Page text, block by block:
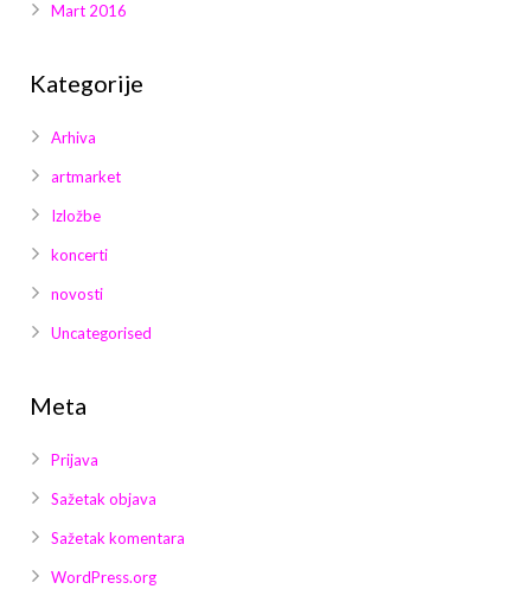
Mart 2016
Kategorije
Arhiva
artmarket
Izložbe
koncerti
novosti
Uncategorised
Meta
Prijava
Sažetak objava
Sažetak komentara
WordPress.org